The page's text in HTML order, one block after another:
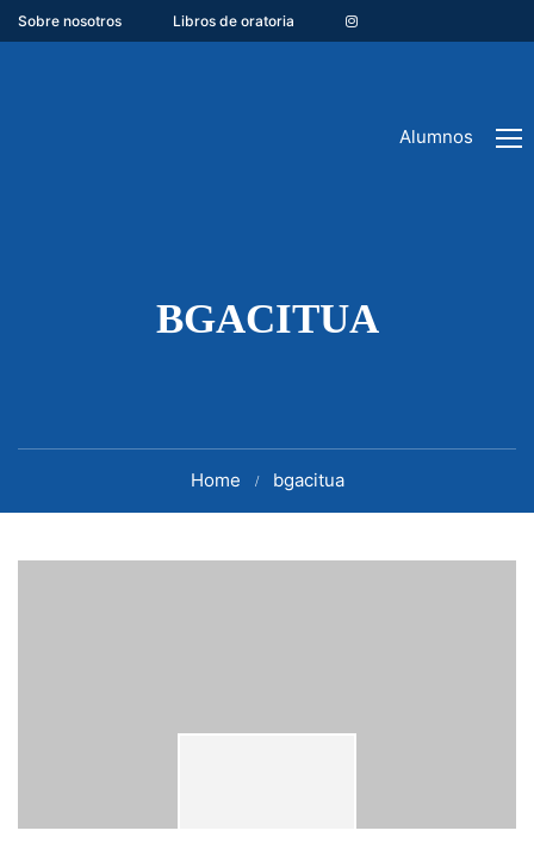
Sobre nosotros Libros de oratoria
Alumnos
BGACITUA
Home bgacitua